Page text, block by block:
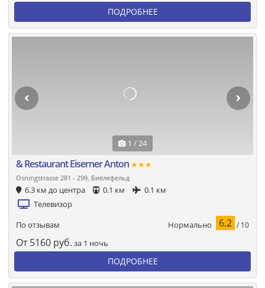
ПОДРОБНЕЕ
1 / 24
& Restaurant Eiserner Anton ★★★
Osningstrasse 281 - 299, Биелефельд
6.3 км до центра 0.1 км
0.1 км
Телевизор
По отзывам Нормально 6.2 / 10
От 5160 руб. за 1 ночь
ПОДРОБНЕЕ